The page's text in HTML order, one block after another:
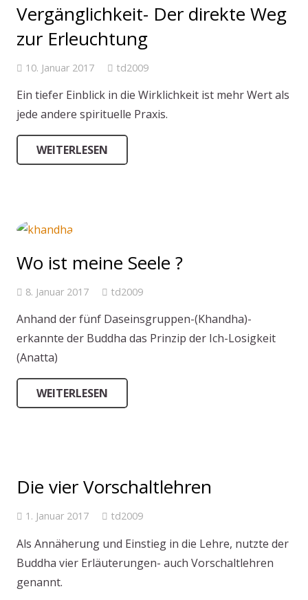
Vergänglichkeit- Der direkte Weg
zur Erleuchtung
10. Januar 2017 td2009
Ein tiefer Einblick in die Wirklichkeit ist mehr Wert als
jede andere spirituelle Praxis.
WEITERLESEN
Wo ist meine Seele ?
8. Januar 2017 td2009
Anhand der fünf Daseinsgruppen-(Khandha)-
erkannte der Buddha das Prinzip der Ich-Losigkeit
(Anatta)
WEITERLESEN
Die vier Vorschaltlehren
1. Januar 2017 td2009
Als Annäherung und Einstieg in die Lehre, nutzte der
Buddha vier Erläuterungen- auch Vorschaltlehren
genannt.